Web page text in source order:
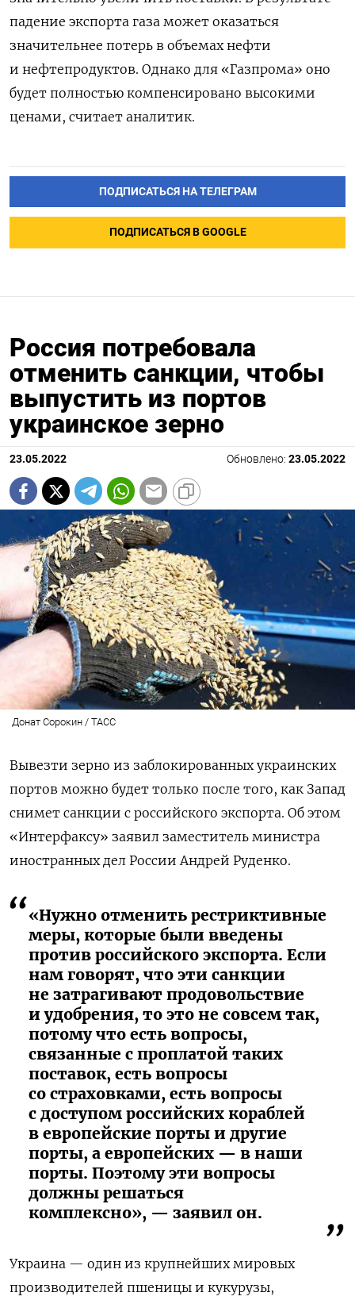
падение экспорта газа может оказаться
значительнее потерь в объемах нефти
и нефтепродуктов. Однако для «Газпрома» оно
будет полностью компенсировано высокими
ценами, считает аналитик.
ПОДПИСАТЬСЯ НА ТЕЛЕГРАМ
ПОДПИСАТЬСЯ В GOOGLE
Россия потребовала
отменить санкции, чтобы
выпустить из портов
украинское зерно
23.05.2022 Обновлено: 23.05.2022
Донат Сорокин / ТАСС
Вывезти зерно из заблокированных украинских
портов можно будет только после того, как Запад
снимет санкции с российского экспорта. Об этом
«Интерфаксу» заявил заместитель министра
иностранных дел России Андрей Руденко.
«Нужно отменить рестриктивные
меры, которые были введены
против российского экспорта. Если
нам говорят, что эти санкции
не затрагивают продовольствие
и удобрения, то это не совсем так,
потому что есть вопросы,
связанные с проплатой таких
поставок, есть вопросы
со страховками, есть вопросы
с доступом российских кораблей
в европейские порты и другие
порты, а европейских — в наши
порты. Поэтому эти вопросы
должны решаться
комплексно», — заявил он.
Украина — один из крупнейших мировых
производителей пшеницы и кукурузы,